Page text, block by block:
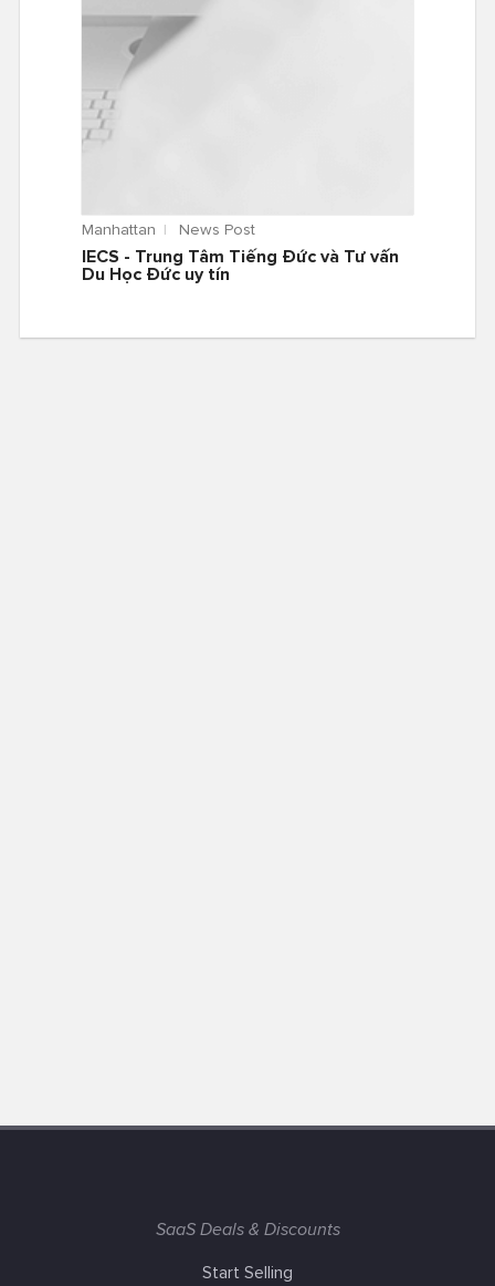
Manhattan News Post
IECS - Trung Tâm Tiếng Đức và Tư vấn
Du Học Đức uy tín
SaaS Deals & Discounts
Start Selling